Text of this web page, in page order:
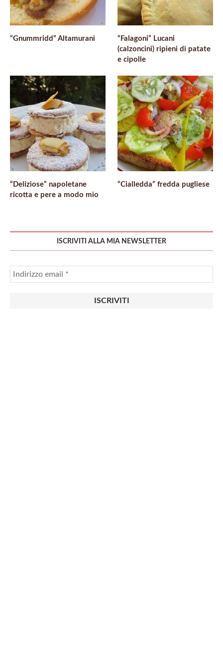
“Gnummridd” Altamurani
“Falagoni” Lucani
(calzoncini) ripieni di patate
e cipolle
“Deliziose” napoletane
ricotta e pere a modo mio
“Cialledda” fredda pugliese
ISCRIVITI ALLA MIA NEWSLETTER